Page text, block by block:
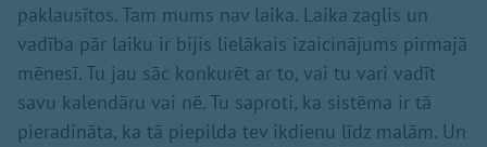
paklausītos. Tam mums nav laika. Laika zaglis un
vadība pār laiku ir bijis lielākais izaicinājums pirmajā
mēnesī. Tu jau sāc konkurēt ar to, vai tu vari vadīt
savu kalendāru vai nē. Tu saproti, ka sistēma ir tā
pieradināta, ka tā piepilda tev ikdienu līdz malām. Un